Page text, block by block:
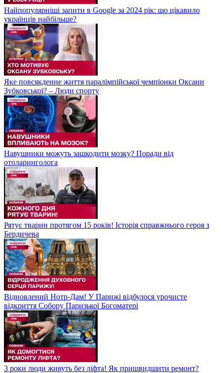
Найпопулярніші запити в Google за 2024 рік: що цікавило
українців найбільше?
Яке повсякденне життя паралімпійської чемпіонки Оксани
Зубковської? – Люди спорту
Навушники можуть зашкодити мозку? Поради від
отоларинголога
Рятує тварин протягом 15 років! Історія справжнього героя з
Бердичева
Відновлений Нотр-Дам! У Парижі відбулося урочисте
відкриття Собору Паризької Богоматері
3 роки люди живуть без ліфта! Як пришвидшити ремонт?